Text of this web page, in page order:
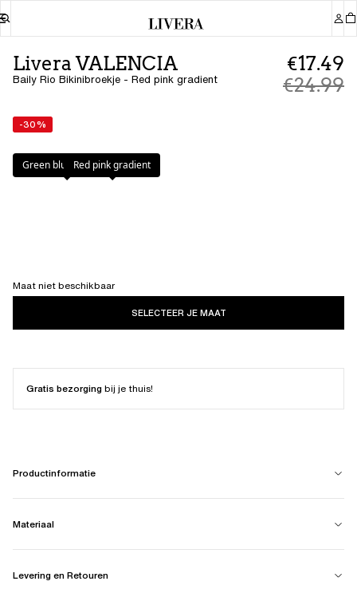
Livera VALENCIA
Baily Rio Bikinibroekje - Red pink gradient
€17.49
€24.99
-30%
Kleur:Red pink gradient
Green blue gradientRed pink gradient
Maat niet beschikbaar
SELECTEER JE MAAT
Gratis bezorgingbij je thuis!
Productinformatie
Materiaal
Levering en Retouren